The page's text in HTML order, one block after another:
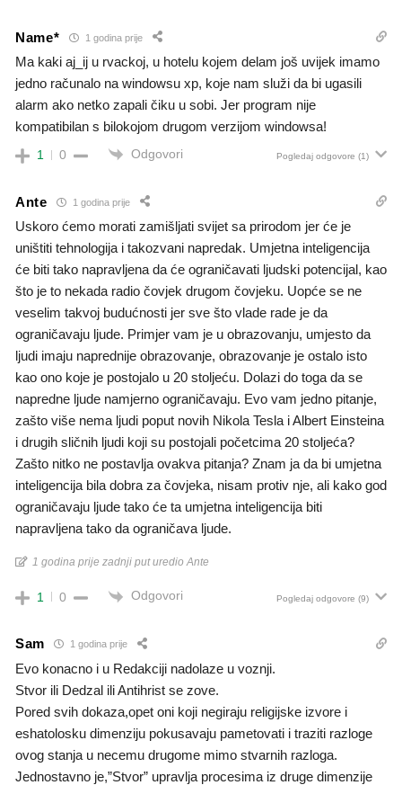
Name* 1 godina prije
Ma kaki aj_ij u rvackoj, u hotelu kojem delam još uvijek imamo
jedno računalo na windowsu xp, koje nam služi da bi ugasili
alarm ako netko zapali čiku u sobi. Jer program nije
kompatibilan s bilokojom drugom verzijom windowsa!
1 0 Odgovori Pogledaj odgovore (1)
Ante 1 godina prije
Uskoro ćemo morati zamišljati svijet sa prirodom jer će je
uništiti tehnologija i takozvani napredak. Umjetna inteligencija
će biti tako napravljena da će ograničavati ljudski potencijal, kao
što je to nekada radio čovjek drugom čovjeku. Uopće se ne
veselim takvoj budućnosti jer sve što vlade rade je da
ograničavaju ljude. Primjer vam je u obrazovanju, umjesto da
ljudi imaju naprednije obrazovanje, obrazovanje je ostalo isto
kao ono koje je postojalo u 20 stoljeću. Dolazi do toga da se
napredne ljude namjerno ograničavaju. Evo vam jedno pitanje,
zašto više nema ljudi poput novih Nikola Tesla i Albert Einsteina
i drugih sličnih ljudi koji su postojali početcima 20 stoljeća?
Zašto nitko ne postavlja ovakva pitanja? Znam ja da bi umjetna
inteligencija bila dobra za čovjeka, nisam protiv nje, ali kako god
ograničavaju ljude tako će ta umjetna inteligencija biti
napravljena tako da ograničava ljude.
1 godina prije zadnji put uredio Ante
1 0 Odgovori Pogledaj odgovore (9)
Sam 1 godina prije
Evo konacno i u Redakciji nadolaze u voznji.
Stvor ili Dedzal ili Antihrist se zove.
Pored svih dokaza,opet oni koji negiraju religijske izvore i
eshatolosku dimenziju pokusavaju pametovati i traziti razloge
ovog stanja u necemu drugome mimo stvarnih razloga.
Jednostavno je,”Stvor” upravlja procesima iz druge dimenzije